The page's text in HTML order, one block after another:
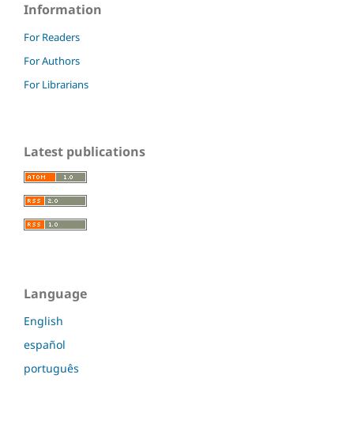
Information
For Readers
For Authors
For Librarians
Latest publications
Language
English
español
português